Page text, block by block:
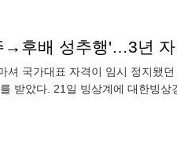
→후배 성추행'…3년 자
국가대표 자격이 임시 정지됐
받았다. 21일 빙상계에 대한빙상